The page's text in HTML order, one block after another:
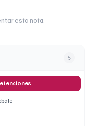
esta nota.
5